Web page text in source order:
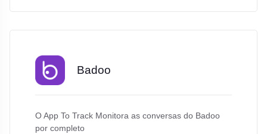
Badoo
O App To Track Monitora as conversas do Badoo
por completo